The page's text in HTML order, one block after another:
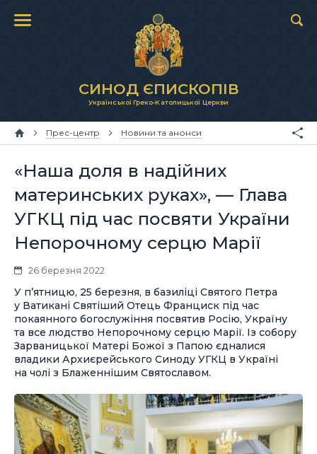
СИНОД ЄПИСКОПІВ
Української Греко-Католицької Церкви
Прес-центр Новини та анонси
«Наша доля в надійних
материнських руках», — Глава
УГКЦ під час посвяти України
Непорочному серцю Марії
26 березня 2022
У п’ятницю, 25 березня, в базиліці Святого Петра
у Ватикані Святіший Отець Франциск під час
покаянного богослужіння посвятив Росію, Україну
та все людство Непорочному серцю Марії. Із собору
Зарваницької Матері Божої з Папою єдналися
владики Архиєрейського Синоду УГКЦ в Україні
на чолі з Блаженнішим Святославом.